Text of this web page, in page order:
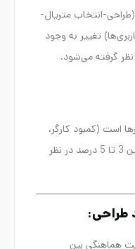
انتخاب متریال-
تغییر به وجود
است (کمبود کارگر،
گران شدن دستمزد کارگران). معمولاً بین 3 تا 5 درصد در نظر
طراحی:
هماهنگی بین